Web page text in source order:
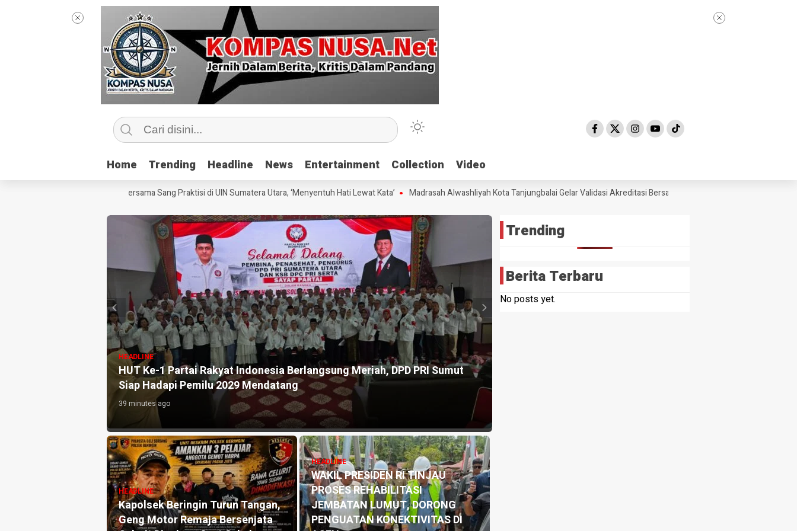
Home Trending Headline News Entertainment Collection Video
Home Trending Headline News Entertainment Collection Video
Mengintip Kelas Jurnalisme Bersama Sang Praktisi di UIN Sumatera Utara, ‘Menyentuh Hati Lewat Kata’ Madrasah Alwashliyah Kota Tanjungbalai Gelar Validasi Akreditasi Bersama Tim Asesor BAN-PDM Tahun 2026
HUT Ke-1 Partai Rakyat Indonesia Berlangsung Meriah, DPD PRI Sumut
Siap Hadapi Pemilu 2029 Mendatang
39 minutes ago
Kapolsek Beringin Turun Tangan,
Geng Motor Remaja Bersenjata
HEADLINE
WAKIL PRESIDEN RI TINJAU
PROSES REHABILITASI
JEMBATAN LUMUT, DORONG
PENGUATAN KONEKTIVITAS DI
HEADLINE
Wajah Hukum di Indonesia Tercermin dalam Sengketa Lahan SHM 74.
1 day ago
HEADLINE
Tiga Kapolsek Polresta Deli
Serdang Bergeser, Sejumlah
Trending
Berita Terbaru
No posts yet.